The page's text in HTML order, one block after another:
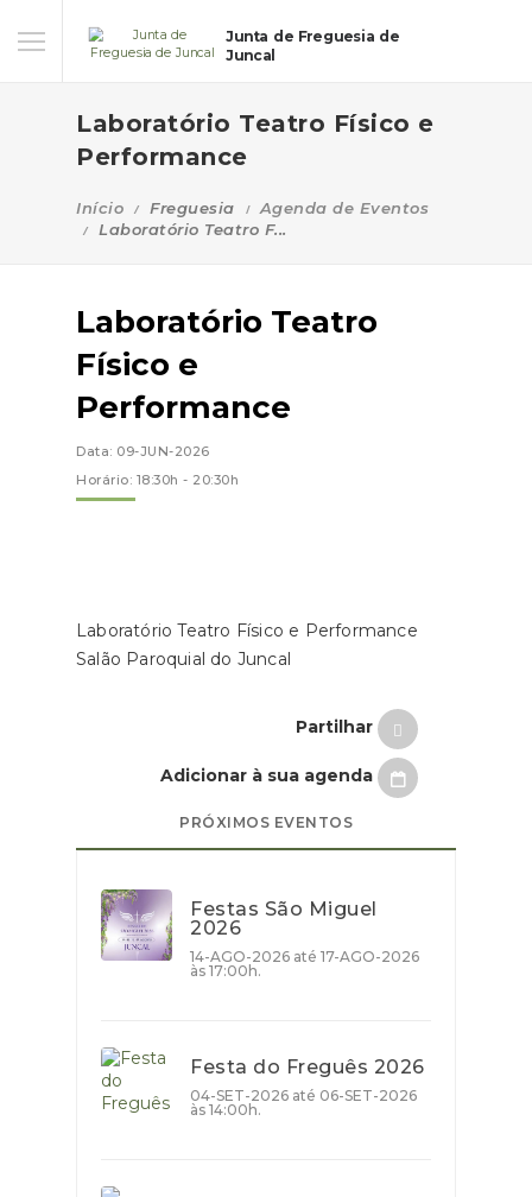
Junta de Freguesia de
Juncal
Laboratório Teatro Físico e
Performance
Início Freguesia
Agenda de Eventos
Laboratório Teatro F...
Laboratório Teatro
Físico e
Performance
Data: 09-JUN-2026
Horário: 18:30h - 20:30h
Laboratório Teatro Físico e Performance
Salão Paroquial do Juncal
Partilhar
Adicionar à sua agenda
PRÓXIMOS EVENTOS
Festas São Miguel
2026
14-AGO-2026 até 17-AGO-2026
às 17:00h.
Festa do Freguês 2026
04-SET-2026 até 06-SET-2026
às 14:00h.